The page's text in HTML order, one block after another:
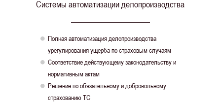
Системы автоматизации делопроизводства

Полная автоматизация делопроизводства
урегулирования ущерба по страховым случаям

Соответствие действующему законодательству и
нормативным актам

Решение по обязательному и добровольному
страхованию ТС